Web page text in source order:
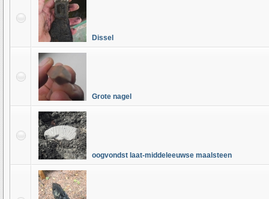
Dissel
Grote nagel
oogvondst laat-middeleeuwse maalsteen